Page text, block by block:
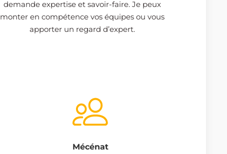
demande expertise et savoir-faire. Je peux
monter en compétence vos équipes ou vous
apporter un regard d’expert.
Mécénat